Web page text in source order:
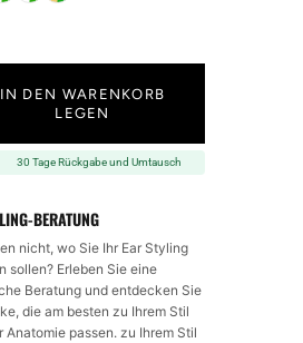
IN DEN WARENKORB
LEGEN
30 Tage Rückgabe und Umtausch
BERATUNG
nicht, wo Sie Ihr Ear Styling
sollen? Erleben Sie eine
Beratung und entdecken Sie
die am besten zu Ihrem Stil
Anatomie passen. zu Ihrem Stil